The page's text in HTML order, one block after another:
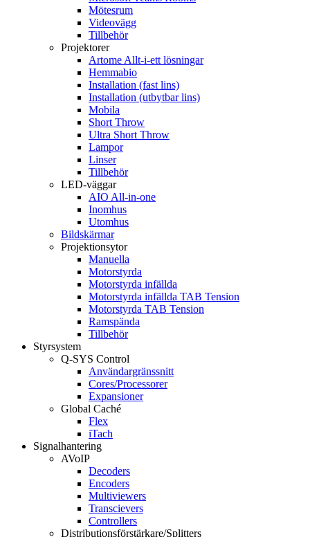
Mötesrum
Videovägg
Tillbehör
Projektorer
Artome Allt-i-ett lösningar
Hemmabio
Installation (fast lins)
Installation (utbytbar lins)
Mobila
Short Throw
Ultra Short Throw
Lampor
Linser
Tillbehör
LED-väggar
AIO All-in-one
Inomhus
Utomhus
Bildskärmar
Projektionsytor
Manuella
Motorstyrda
Motorstyrda infällda
Motorstyrda infällda TAB Tension
Motorstyrda TAB Tension
Ramspända
Tillbehör
Styrsystem
Q-SYS Control
Användargränssnitt
Cores/Processorer
Expansioner
Global Caché
Flex
iTach
Signalhantering
AVoIP
Decoders
Encoders
Multiviewers
Transcievers
Controllers
Distributionsförstärkare/Splitters